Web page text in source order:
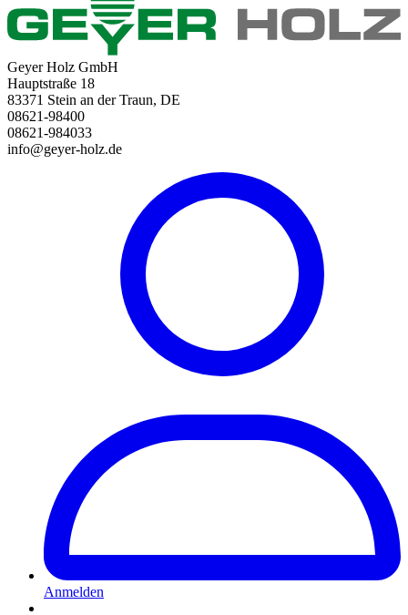
Geyer Holz GmbH
Hauptstraße 18
83371 Stein an der Traun, DE
08621-98400
08621-984033
info@geyer-holz.de
Anmelden